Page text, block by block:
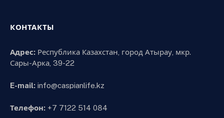
КОНТАКТЫ
Адрес: Республика Казахстан, город Атырау, мкр.
Сары-Арка, 39-22
E-mail: info@caspianlife.kz
Телефон: +7 7122 514 084